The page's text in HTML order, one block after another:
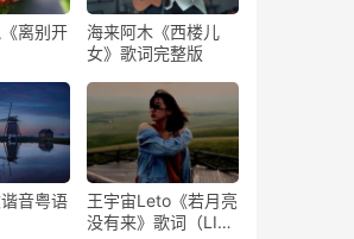
离别开
海来阿木《西楼儿
女》歌词完整版
音粤语
王宇宙Leto《若月亮
没有来》歌词（LIVE